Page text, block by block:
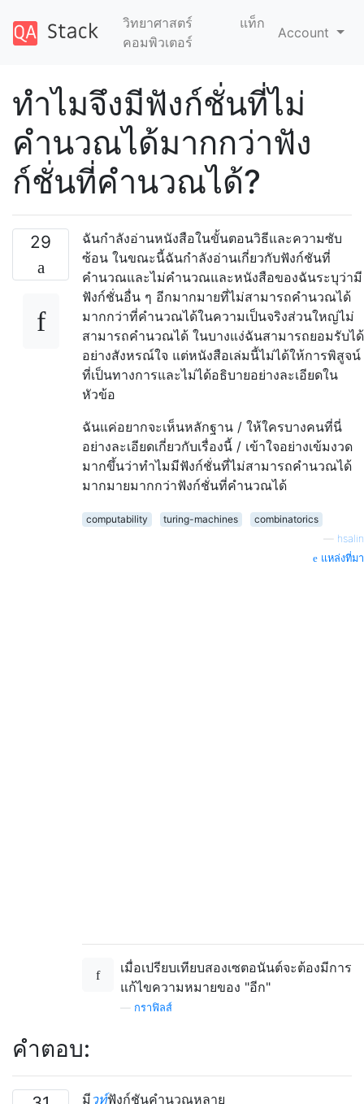
วิทยาศาสตร์
คอมพิวเตอร์
แท็ก
Account
ทำไมจึงมีฟังก์ชั่นที่ไม่
คำนวณได้มากกว่าฟัง
ก์ชั่นที่คำนวณได้?
29
ฉันกำลังอ่านหนังสือในขั้นตอนวิธีและความซับ
ซ้อน ในขณะนี้ฉันกำลังอ่านเกี่ยวกับฟังก์ชันที่
คำนวณและไม่คำนวณและหนังสือของฉันระบุว่ามี
ฟังก์ชั่นอื่น ๆ อีกมากมายที่ไม่สามารถคำนวณได้
มากกว่าที่คำนวณได้ในความเป็นจริงส่วนใหญ่ไม่
สามารถคำนวณได้ ในบางแง่ฉันสามารถยอมรับได้
อย่างสังหรณ์ใจ แต่หนังสือเล่มนี้ไม่ได้ให้การพิสูจน์
ที่เป็นทางการและไม่ได้อธิบายอย่างละเอียดใน
หัวข้อ
ฉันแค่อยากจะเห็นหลักฐาน / ให้ใครบางคนที่นี่
อย่างละเอียดเกี่ยวกับเรื่องนี้ / เข้าใจอย่างเข้มงวด
มากขึ้นว่าทำไมมีฟังก์ชั่นที่ไม่สามารถคำนวณได้
มากมายมากกว่าฟังก์ชั่นที่คำนวณได้
computability turing-machines
combinatorics
hsalin
แหล่งที่มา
เมื่อเปรียบเทียบสองเซตอนันต์จะต้องมีการ
แก้ไขความหมายของ "อีก"
กราฟิลส์
คำตอบ:
มีวท์ฟังก์ชันคำนวณหลาย